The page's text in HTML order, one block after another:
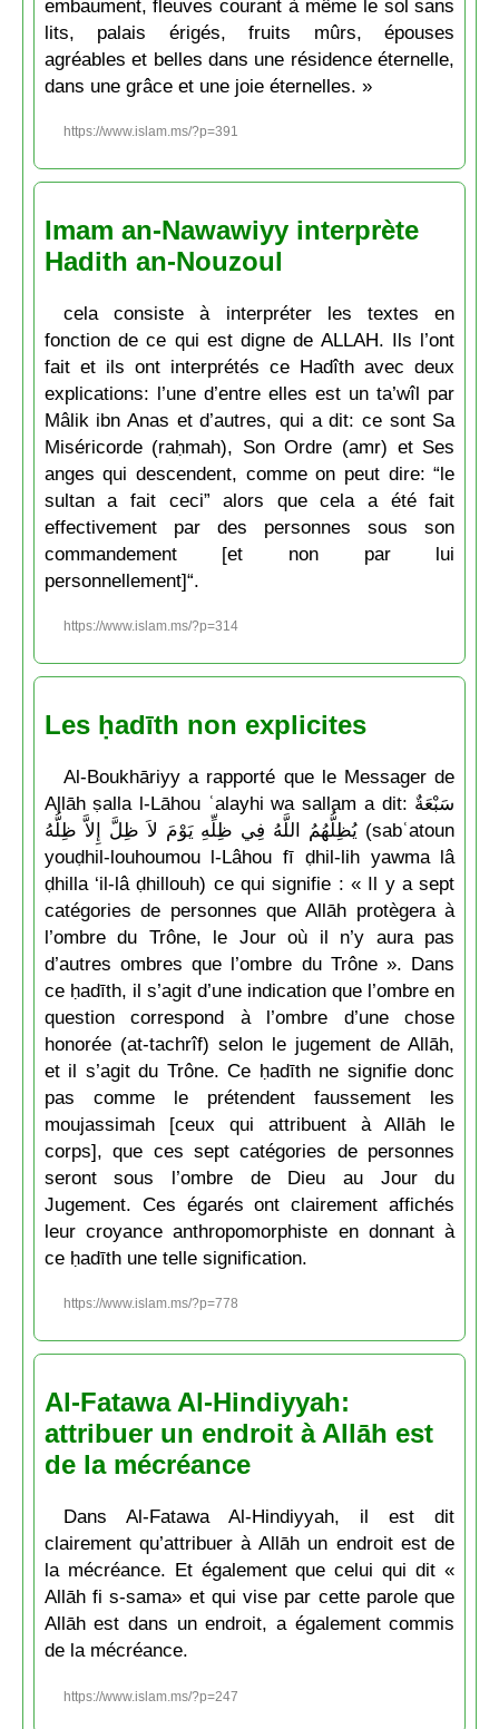
embaument, fleuves courant à même le sol sans
lits, palais érigés, fruits mûrs, épouses
agréables et belles dans une résidence éternelle,
dans une grâce et une joie éternelles. »
https://www.islam.ms/?p=391
Imam an-Nawawiyy interprète
Hadith an-Nouzoul
cela consiste à interpréter les textes en
fonction de ce qui est digne de ALLAH. Ils l’ont
fait et ils ont interprétés ce Hadîth avec deux
explications: l’une d’entre elles est un ta’wîl par
Mâlik ibn Anas et d’autres, qui a dit: ce sont Sa
Miséricorde (raḥmah), Son Ordre (amr) et Ses
anges qui descendent, comme on peut dire: “le
sultan a fait ceci” alors que cela a été fait
effectivement par des personnes sous son
commandement [et non par lui
personnellement]“.
https://www.islam.ms/?p=314
Les ḥadīth non explicites
Al-Boukhāriyy a rapporté que le Messager de
Allāh ṣalla l-Lāhou ʿalayhi wa sallam a dit: سَبْعَةٌ
يُظِلُّهُمُ اللَّهُ فِي ظِلِّهِ يَوْمَ لاَ ظِلَّ إِلاَّ ظِلُّهُ (sabʿatoun
youḍhil-louhoumou l-Lâhou fī ḍhil-lih yawma lâ
ḍhilla ‘il-lâ ḍhillouh) ce qui signifie : « Il y a sept
catégories de personnes que Allāh protègera à
l’ombre du Trône, le Jour où il n’y aura pas
d’autres ombres que l’ombre du Trône ». Dans
ce ḥadīth, il s’agit d’une indication que l’ombre en
question correspond à l’ombre d’une chose
honorée (at-tachrîf) selon le jugement de Allāh,
et il s’agit du Trône. Ce ḥadīth ne signifie donc
pas comme le prétendent faussement les
moujassimah [ceux qui attribuent à Allāh le
corps], que ces sept catégories de personnes
seront sous l’ombre de Dieu au Jour du
Jugement. Ces égarés ont clairement affichés
leur croyance anthropomorphiste en donnant à
ce ḥadīth une telle signification.
https://www.islam.ms/?p=778
Al-Fatawa Al-Hindiyyah:
attribuer un endroit à Allāh est
de la mécréance
Dans Al-Fatawa Al-Hindiyyah, il est dit
clairement qu’attribuer à Allāh un endroit est de
la mécréance. Et également que celui qui dit «
Allāh fi s-sama» et qui vise par cette parole que
Allāh est dans un endroit, a également commis
de la mécréance.
https://www.islam.ms/?p=247